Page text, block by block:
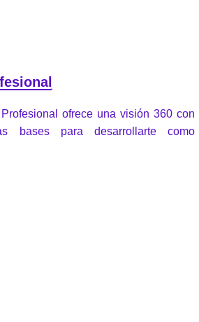
ofrece una visión 360 con
bases para desarrollarte como